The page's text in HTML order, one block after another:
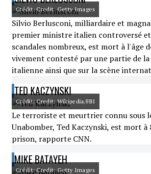
Crédit: Credit: Getty Images
Silvio Berlusconi, milliardaire et
premier ministre italien controversé
scandales nombreux, est mort à l'âge
vivement contesté par une partie de
italienne ainsi que sur la scène
TED KACZYNSKI
Crédit: Credit: Wikipedia/FBI
Le terroriste et meurtrier connu sous
Unabomber, Ted Kaczynski, est mort à
prison, rapporte CNN.
MIKE BATAYEH
Crédit: Credit: Getty Images